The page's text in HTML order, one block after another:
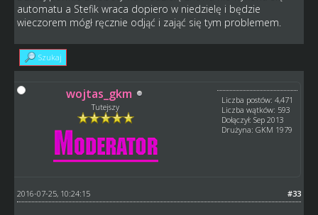
automatu a Stefik wraca dopiero w niedzielę i będzie
wieczorem mógł ręcznie odjąć i zająć się tym problemem.
Szukaj
wojtas_gkm
Tutejszy
Liczba postów: 4,471
Liczba wątków: 593
Dołączył: Sep 2013
Drużyna: GKM 1979
#33
2016-07-25, 10:24:15